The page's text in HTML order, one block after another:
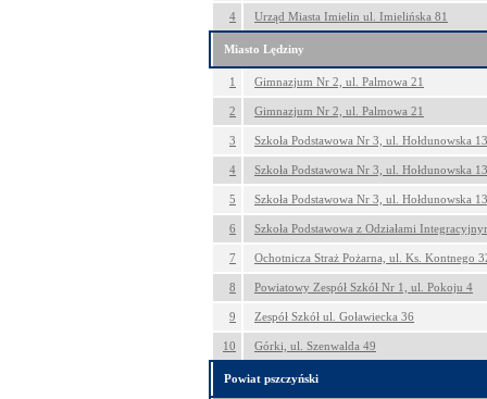
4 Urząd Miasta Imielin ul. Imielińska 81
Miasto Lędziny
1 Gimnazjum Nr 2, ul. Palmowa 21
2 Gimnazjum Nr 2, ul. Palmowa 21
3 Szkoła Podstawowa Nr 3, ul. Hołdunowska 13
4 Szkoła Podstawowa Nr 3, ul. Hołdunowska 13
5 Szkoła Podstawowa Nr 3, ul. Hołdunowska 13
6 Szkoła Podstawowa z Odziałami
7 Ochotnicza Straż Pożarna, ul. Ks. Kontnego
8 Powiatowy Zespół Szkół Nr 1, ul. Pokoju 4
9 Zespół Szkół ul. Goławiecka 36
10 Górki, ul. Szenwalda 49
Powiat pszczyński